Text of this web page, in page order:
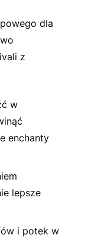
dla
z
w
enchanty
lepsze
i potek w